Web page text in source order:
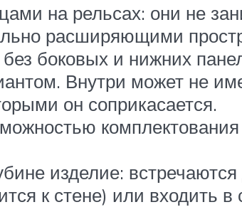
на рельсах: они не
расширяющими
боковых и нижних
Внутри может не
он соприкасается.
изделие:
к стене) или входить в